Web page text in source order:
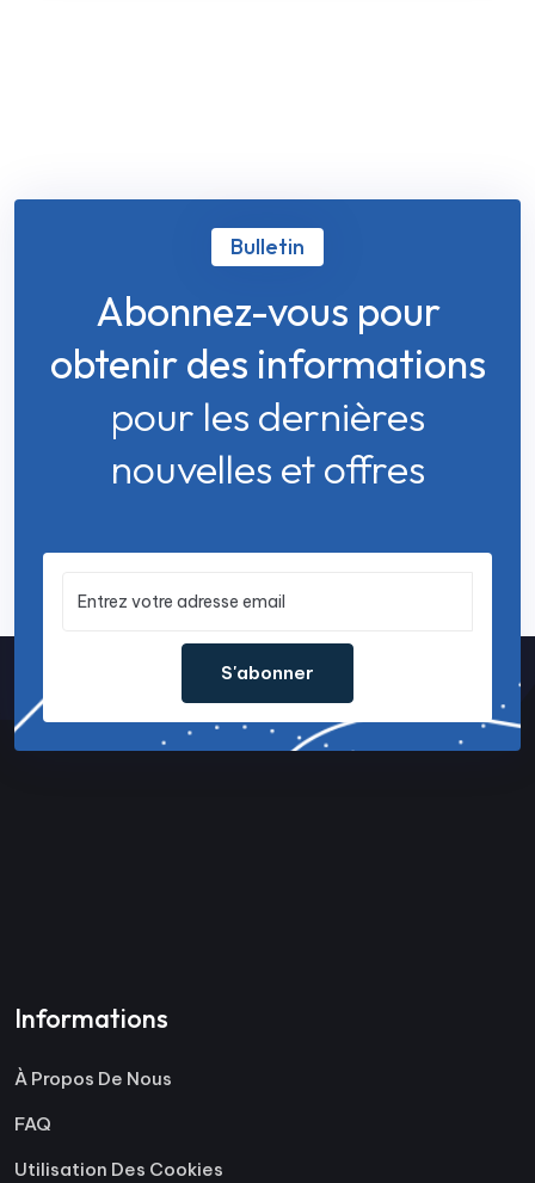
Bulletin
Abonnez-vous pour
obtenir des informations
pour les dernières
nouvelles et offres
S'abonner
Informations
À Propos De Nous
FAQ
Utilisation Des Cookies